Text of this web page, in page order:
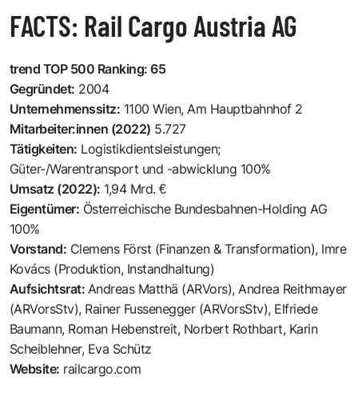
FACTS: Rail Cargo Austria AG
trend TOP 500 Ranking: 65
Gegründet: 2004
Unternehmenssitz: 1100 Wien, Am Hauptbahnhof 2
Mitarbeiter:innen (2022) 5.727
Tätigkeiten: Logistikdientsleistungen;
Güter-/Warentransport und -abwicklung 100%
Umsatz (2022): 1,94 Mrd. €
Eigentümer: Österreichische Bundesbahnen-Holding AG
100%
Vorstand: Clemens Först (Finanzen & Transformation), Imre
Kovács (Produktion, Instandhaltung)
Aufsichtsrat: Andreas Matthä (ARVors), Andrea Reithmayer
(ARVorsStv), Rainer Fussenegger (ARVorsStv), Elfriede
Baumann, Roman Hebenstreit, Norbert Rothbart, Karin
Scheiblehner, Eva Schütz
Website: railcargo.com